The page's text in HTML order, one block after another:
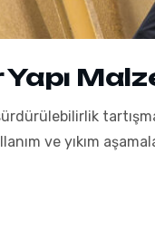
ve yıkım